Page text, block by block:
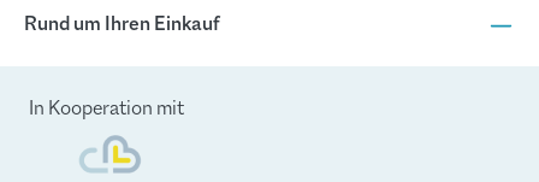
Rund um Ihren Einkauf
In Kooperation mit